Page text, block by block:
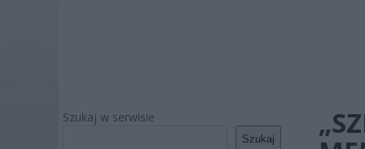
Szukaj w serwisie
Szukaj